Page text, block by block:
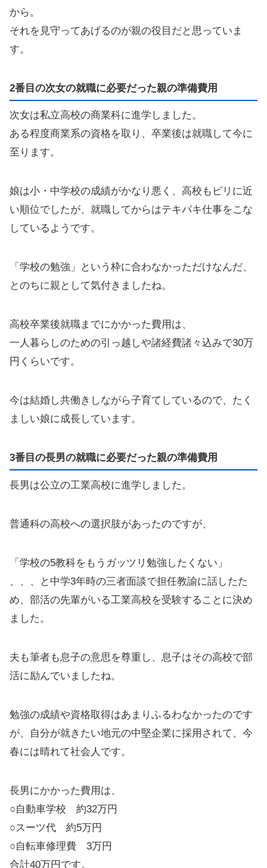
から。
それを見守ってあげるのが親の役目だと思っていま
す。
2番目の次女の就職に必要だった親の準備費用
次女は私立高校の商業科に進学しました。
ある程度商業系の資格を取り、卒業後は就職して今に
至ります。
娘は小・中学校の成績がかなり悪く、高校もビリに近
い順位でしたが、就職してからはテキパキ仕事をこな
しているようです。
「学校の勉強」という枠に合わなかっただけなんだ、
とのちに親として気付きましたね。
高校卒業後就職までにかかった費用は、
一人暮らしのための引っ越しや諸経費諸々込みで30万
円くらいです。
今は結婚し共働きしながら子育てしているので、たく
ましい娘に成長しています。
3番目の長男の就職に必要だった親の準備費用
長男は公立の工業高校に進学しました。
普通科の高校への選択肢があったのですが、
「学校の5教科をもうガッツリ勉強したくない」
、、、と中学3年時の三者面談で担任教諭に話したた
め、部活の先輩がいる工業高校を受験することに決め
ました。
夫も筆者も息子の意思を尊重し、息子はその高校で部
活に励んでいましたね。
勉強の成績や資格取得はあまりふるわなかったのです
が、自分が就きたい地元の中堅企業に採用されて、今
春には晴れて社会人です。
長男にかかった費用は、
○自動車学校 約32万円
○スーツ代 約5万円
○自転車修理費 3万円
合計40万円です。